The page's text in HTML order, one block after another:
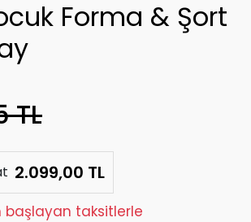
Forma & Şort
TL
2.099,00 TL
başlayan taksitlerle